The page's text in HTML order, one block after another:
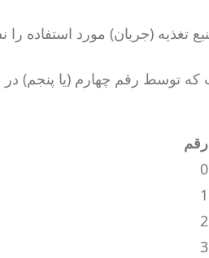
تغذیه (جریان) مورد استفاده
توسط رقم چهارم (یا پنجم)
رقم
0
1
2
3